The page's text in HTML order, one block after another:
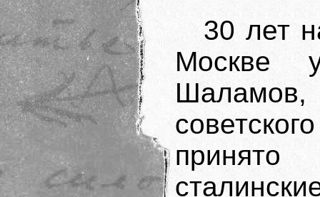
30 лет
Москве